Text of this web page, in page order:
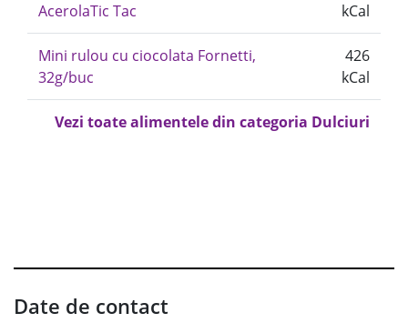
AcerolaTic Tac
kCal
Mini rulou cu ciocolata Fornetti,
32g/buc
426
kCal
Vezi toate alimentele din categoria Dulciuri
Date de contact